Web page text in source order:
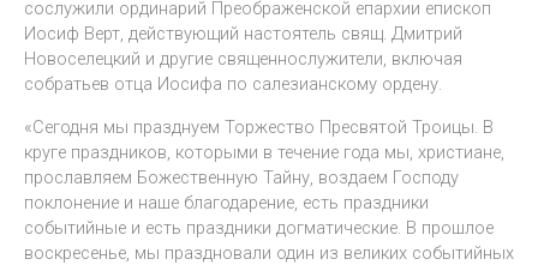
сослужили ординарий Преображенской епархии епископ
Иосиф Верт, действующий настоятель свящ. Дмитрий
Новоселецкий и другие священнослужители, включая
собратьев отца Иосифа по салезианскому ордену.
«Сегодня мы празднуем Торжество Пресвятой Троицы. В
круге праздников, которыми в течение года мы, христиане,
прославляем Божественную Тайну, воздаем Господу
поклонение и наше благодарение, есть праздники
событийные и есть праздники догматические. В прошлое
воскресенье, мы праздновали один из великих событийных